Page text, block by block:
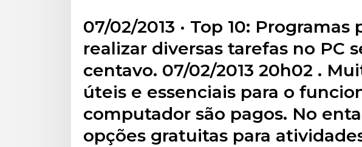
07/02/2013 · Top 10: Programas
realizar diversas tarefas no PC
centavo. 07/02/2013 20h02 .
úteis e essenciais para o
computador são pagos. No
opções gratuitas para